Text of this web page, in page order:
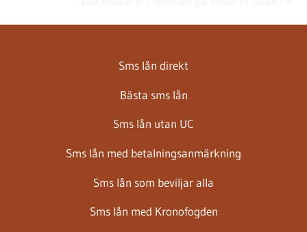
Sms lån direkt
Bästa sms lån
Sms lån utan UC
Sms lån med betalningsanmärkning
Sms lån som beviljar alla
Sms lån med Kronofogden